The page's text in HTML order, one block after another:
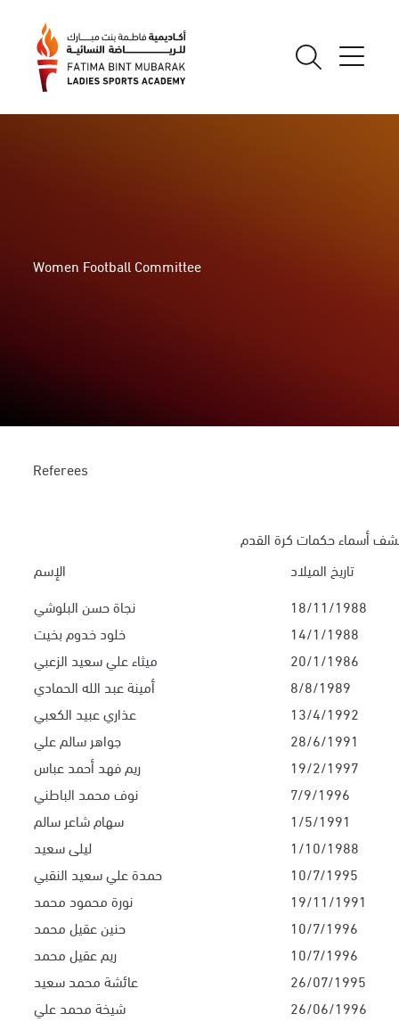
Women Football Committee
Referees
أسماء حكمات كرة القدم
الإسم
تاريخ الميلاد
نجاة حسن البلوشي
18/11/1988
خلود خدوم بخيت
14/1/1988
ميثاء علي سعيد الزعبي
20/1/1986
أمينة عبد الله الحمادي
8/8/1989
عذاري عبيد الكعبي
13/4/1992
جواهر سالم علي
28/6/1991
ريم فهد أحمد عباس
19/2/1997
نوف محمد الباطني
7/9/1996
سهام شاعر سالم
1/5/1991
ليلى سعيد
1/10/1988
حمدة علي سعيد النقبي
10/7/1995
نورة محمود محمد
19/11/1991
حنين عقيل محمد
10/7/1996
ريم عقيل محمد
10/7/1996
عائشة محمد سعيد
26/07/1995
شيخة محمد علي
26/06/1996